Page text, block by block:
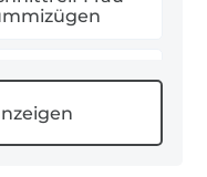
Leinen.